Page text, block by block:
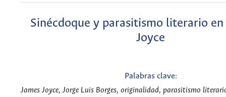
Sinécdoque y parasitismo literario en
Joyce
Palabras clave:
James Joyce, Jorge Luis Borges, originalidad, parasitismo